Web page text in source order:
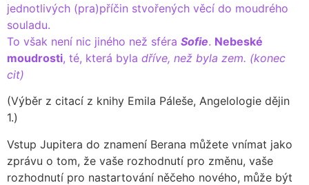
jednotlivých (pra)příčin stvořených věcí do moudrého
souladu.
To však není nic jiného než sféra Sofie. Nebeské
moudrosti, té, která byla dříve, než byla zem. (konec
cit)
(Výběr z citací z knihy Emila Páleše, Angelologie dějin
1.)
Vstup Jupitera do znamení Berana můžete vnímat jako
zprávu o tom, že vaše rozhodnutí pro změnu, vaše
rozhodnutí pro nastartování něčeho nového, může být